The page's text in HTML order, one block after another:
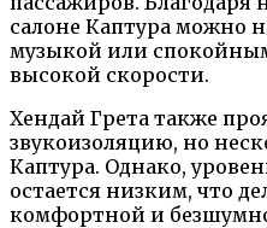
салоне Каптура можно
музыкой или
высокой скорости.
Хендай Грета также
звукоизоляцию, но
Каптура. Однако,
остается низким, что
комфортной и